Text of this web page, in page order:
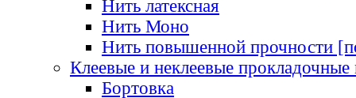
Нить латексная
Нить Моно
Нить повышенной прочности
Клеевые и неклеевые прокладочные
Бортовка